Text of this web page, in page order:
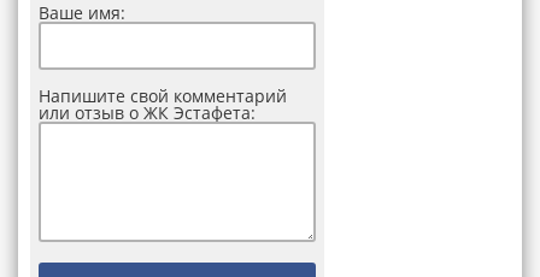
Ваше имя:
Напишите свой комментарий
или отзыв о ЖК Эстафета: